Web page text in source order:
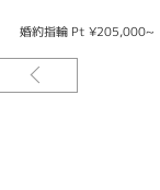
婚約指輪 Pt ¥205,000~